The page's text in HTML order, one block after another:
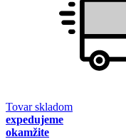
Tovar skladom
expedujeme
okamžite